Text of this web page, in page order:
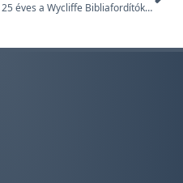
25 éves a Wycliffe Bibliafordítók Egyesülete